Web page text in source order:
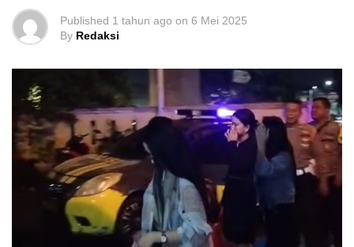
Published 1 tahun ago on 6 Mei 2025
By Redaksi